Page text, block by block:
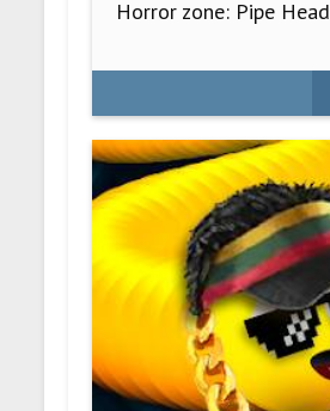
Horror zone: Pipe Head